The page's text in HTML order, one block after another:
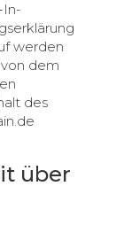
werden
dem
des
über